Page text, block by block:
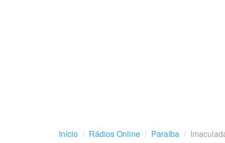
Início Rádios Online Paraíba